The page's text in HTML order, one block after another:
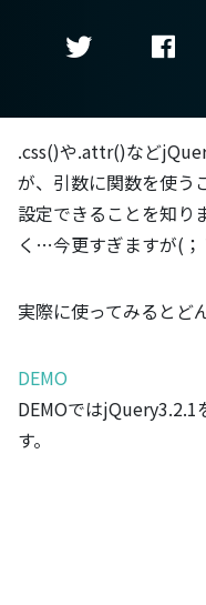
.css()や.attr()など
が、引数に関数を使う
設定できることを知り
く…今更すぎますが(
実際に使ってみるとど
DEMO
DEMOではjQuery3.2.1
す。